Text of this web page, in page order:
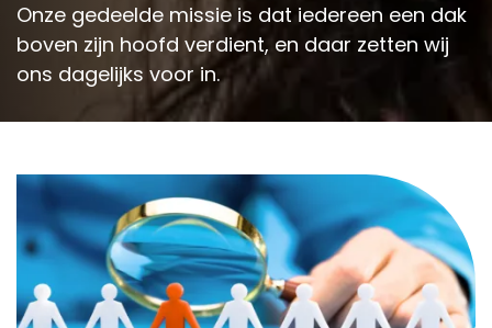
Onze gedeelde missie is dat iedereen een dak
boven zijn hoofd verdient, en daar zetten wij
ons dagelijks voor in.